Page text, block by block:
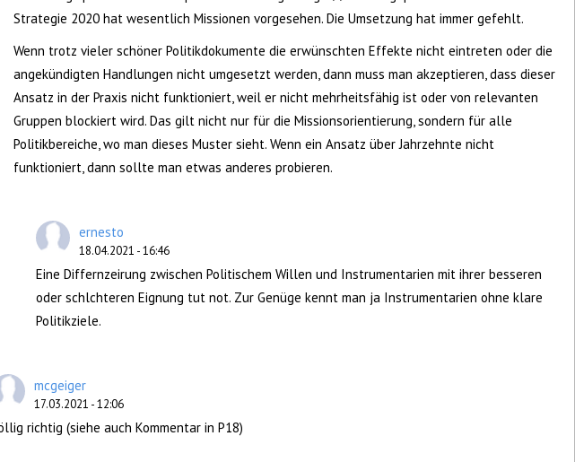
Configure
,
die
den letzten
Effekte
Wirkung
in
externen
dass
noch über
werden
Strategie 2020 hat wesentlich Missionen vorgesehen. Die Umsetzung hat immer gefehlt.
Wenn trotz vieler schöner Politikdokumente die erwünschten Effekte nicht eintreten oder die
angekündigten Handlungen nicht umgesetzt werden, dann muss man akzeptieren, dass dieser
Ansatz in der Praxis nicht funktioniert, weil er nicht mehrheitsfähig ist oder von relevanten
Gruppen blockiert wird. Das gilt nicht nur für die Missionsorientierung, sondern für alle
Politikbereiche, wo man dieses Muster sieht. Wenn ein Ansatz über Jahrzehnte nicht
funktioniert, dann sollte man etwas anderes probieren.
ernesto
18.04.2021 - 16:46
Eine Differnzeirung zwischen Politischem Willen und Instrumentarien mit ihrer besseren
oder schlchteren Eignung tut not. Zur Genüge kennt man ja Instrumentarien ohne klare
Politikziele.
mcgeiger
17.03.2021 - 12:06
richtig (siehe auch Kommentar in P18)